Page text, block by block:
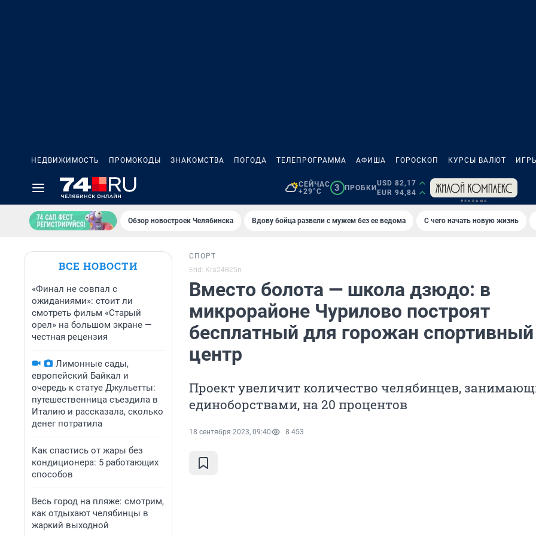
НЕДВИЖИМОСТЬ ПРОМОКОДЫ ЗНАКОМСТВА ПОГОДА ТЕЛЕПРОГРАММА АФИША ГОРОСКОП КУРСЫ ВАЛЮТ
СЕЙЧАС
+29°C
3 ПРОБКИ
USD 82,17
EUR 94,84
Обзор новостроек Челябинска Вдову бойца развели с мужем без ее ведома С чего начать новую жизнь
ВСЕ НОВОСТИ
«Финал не совпал с
ожиданиями»: стоит ли
смотреть фильм «Старый
орел» на большом экране —
честная рецензия
Лимонные сады,
европейский Байкал и
очередь к статуе Джульетты:
путешественница съездила в
Италию и рассказала, сколько
денег потратила
Как спастись от жары без
кондиционера: 5 работающих
способов
Весь город на пляже: смотрим,
как отдыхают челябинцы в
жаркий выходной
СПОРТ
Erid: Kra24B25n
Вместо болота — школа дзюдо: в
микрорайоне Чурилово построят
бесплатный для горожан спортивный
центр
Проект увеличит количество челябинцев,
единоборствами, на 20 процентов
18 сентября 2023, 09:40 8 453